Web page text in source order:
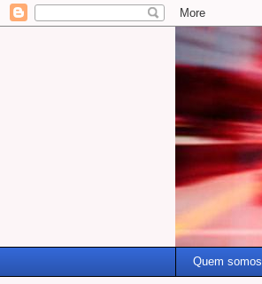
Quem somos